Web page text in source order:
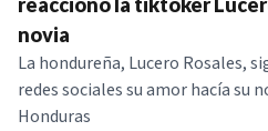
novia
La hondureña, Lucero Rosales,
redes sociales su amor hacía su
Honduras